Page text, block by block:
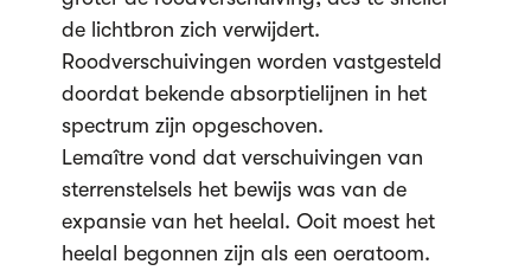
de lichtbron zich verwijdert.
Roodverschuivingen worden vastgesteld
doordat bekende absorptielijnen in het
spectrum zijn opgeschoven.
Lemaître vond dat verschuivingen van
sterrenstelsels het bewijs was van de
expansie van het heelal. Ooit moest het
heelal begonnen zijn als een oeratoom.